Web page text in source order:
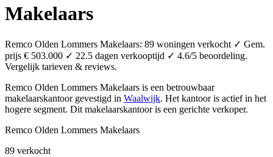
Makelaars
Remco Olden Lommers Makelaars: 89 woningen verkocht ✓ Gem.
prijs € 503.000 ✓ 22.5 dagen verkooptijd ✓ 4.6/5 beoordeling.
Vergelijk tarieven & reviews.
Remco Olden Lommers Makelaars is een betrouwbaar
makelaarskantoor gevestigd in Waalwijk. Het kantoor is actief in het
hogere segment. Dit makelaarskantoor is een gerichte verkoper.
Remco Olden Lommers Makelaars
89 verkocht